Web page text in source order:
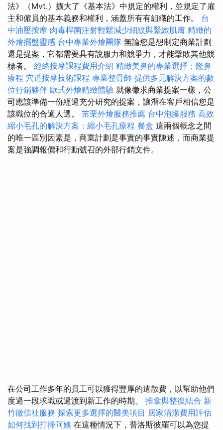
法》（Mvt.）擴大了《基本法》中規定的權利，並規定了雇
主和僱員的基本義務和權利，涵蓋所有有組織的工作。 台
中油壓按摩 肉毒桿菌注射輕鬆減少細紋與緊緻肌膚 精緻的
外燴擺盤靈感 台中專業外燴團隊 無論您是想制定商業計劃
還是提案，它都需要具有說服力和競爭力，才能擊敗其他競
標者。 經絡按摩課程費用介紹 精緻美鼻的專業選擇：隆鼻
療程 穴道按摩技術課程 專業整骨師 提供多元解決方案的數
位行銷夥伴 歐式外燴精緻體驗 就像徵求商業提案一樣，公
司應該準備一份經過充分研究的提案，讓潛在客戶相信您是
該職位的合適人選。 苗栗外燴服務推薦 台中泡腳服務 高效
縮小毛孔的解決方案：縮小毛孔療程 餐盒 這兩個概念之間
的唯一區別因素是，商業計劃是事實的事實陳述，而商業提
案是強調報價和行動號召的外部行銷文件。
在公司工作多年的員工可以獲得豐厚的遣散費，以幫助他們
度過一段求職或過渡到新工作的時期。 推拿與整復結合 新
竹徵信社服務 探索更多選擇的醫美項目 居家清潔費用評估
如何找到打掃阿姨 在這種情況下，普洛斯彼羅可以為您提